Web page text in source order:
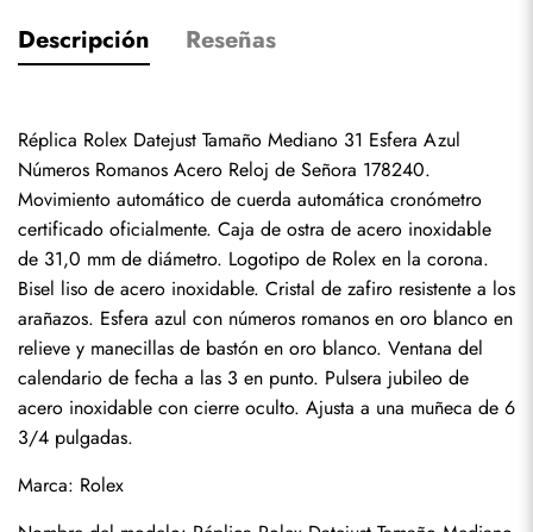
Descripción Reseñas
Réplica Rolex Datejust Tamaño Mediano 31 Esfera Azul
Números Romanos Acero Reloj de Señora 178240.
Movimiento automático de cuerda automática cronómetro
certificado oficialmente. Caja de ostra de acero inoxidable
de 31,0 mm de diámetro. Logotipo de Rolex en la corona.
Bisel liso de acero inoxidable. Cristal de zafiro resistente a los
arañazos. Esfera azul con números romanos en oro blanco en
relieve y manecillas de bastón en oro blanco. Ventana del
calendario de fecha a las 3 en punto. Pulsera jubileo de
acero inoxidable con cierre oculto. Ajusta a una muñeca de 6
3/4 pulgadas.
Marca: Rolex